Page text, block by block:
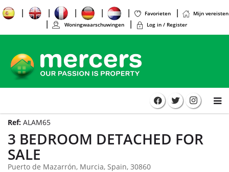
Favorieten
Mijn vereisten
Woningwaarschuwingen
Log in / Register
Ref: ALAM65
3 BEDROOM DETACHED FOR
SALE
Puerto de Mazarrón, Murcia, Spain, 30860